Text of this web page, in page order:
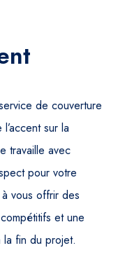
de couverture
sur la
travaille avec
pour votre
vous offrir des
et une
fin du projet.